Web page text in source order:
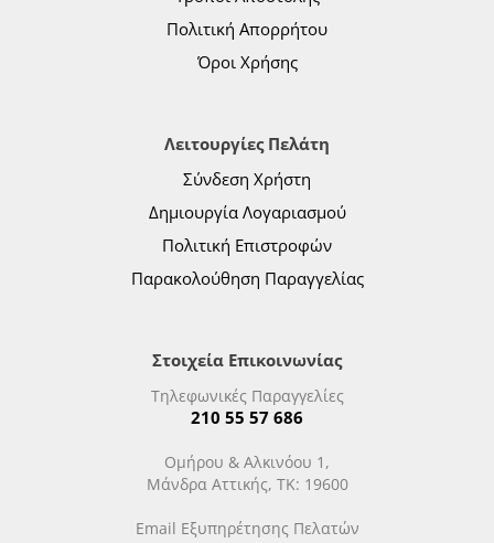
Πολιτική Απορρήτου
Όροι Χρήσης
Λειτουργίες Πελάτη
Σύνδεση Χρήστη
Δημιουργία Λογαριασμού
Πολιτική Επιστροφών
Παρακολούθηση Παραγγελίας
Στοιχεία Επικοινωνίας
Τηλεφωνικές Παραγγελίες
210 55 57 686
Ομήρου & Αλκινόου 1,
Μάνδρα Αττικής, ΤΚ: 19600
Email Εξυπηρέτησης Πελατών